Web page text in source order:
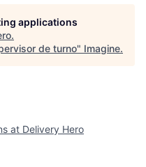
applications
.
de turno" Imagine.
at Delivery Hero